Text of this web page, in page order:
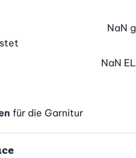
NaN g
NaN EL
für die Garnitur